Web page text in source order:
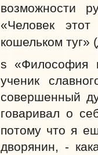
возможности
«Человек
кошельком туг» (
s «Философия
ученик
совершенный
говаривал о
потому что я
дворянин, -